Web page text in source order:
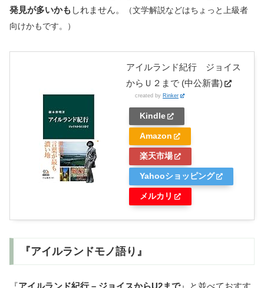
発見が多いかも しれません。
（文学解説などはちょっと上級者
向けかもです。）
アイルランド紀行 ジョイス
からＵ２まで (中公新書)
created by Rinker
Kindle
Amazon
楽天市場
Yahooショッピング
メルカリ
『アイルランドモノ語り』